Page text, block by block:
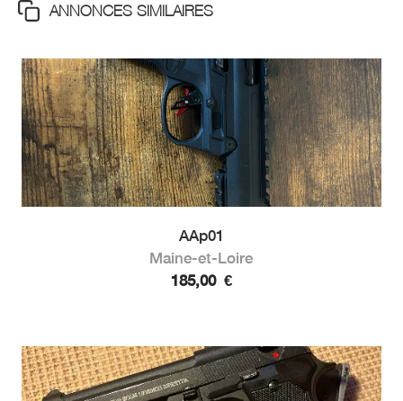
ANNONCES SIMILAIRES
AAp01
Maine-et-Loire
185,00 €